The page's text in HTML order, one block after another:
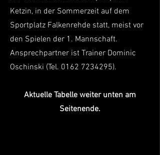
Ketzin, in der Sommerzeit auf dem
Sportplatz Falkenrehde statt, meist vor
den Spielen der 1. Mannschaft.
Ansprechpartner ist Trainer Dominic
Oschinski (Tel. 0162 7234295).
Aktuelle Tabelle weiter unten am
Seitenende.